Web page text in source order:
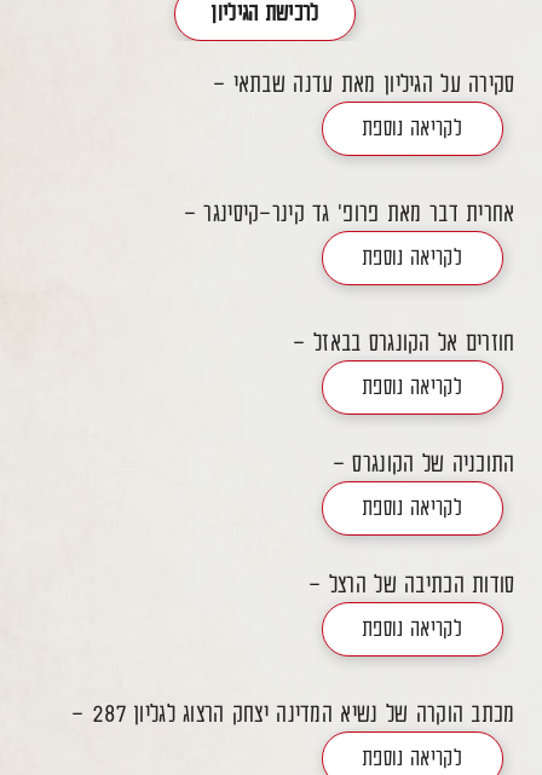
לרכישת הגיליון
סקירה על הגיליון מאת עדנה שבתאי -
לקריאה נוספת
אחרית דבר מאת פרופ' גד קינר-קיסינגר -
לקריאה נוספת
חוזרים אל הקונגרס בבאזל -
לקריאה נוספת
התוכניה של הקונגרס -
לקריאה נוספת
סודות הכתיבה של הרצל -
לקריאה נוספת
מכתב הוקרה של נשיא המדינה יצחק הרצוג לגליון 287 -
לקריאה נוספת